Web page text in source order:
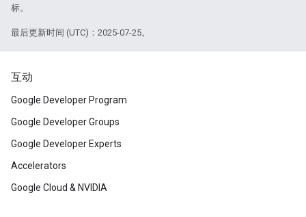
标。
最后更新时间 (UTC)：2025-07-25。
互动
Google Developer Program
Google Developer Groups
Google Developer Experts
Accelerators
Google Cloud & NVIDIA